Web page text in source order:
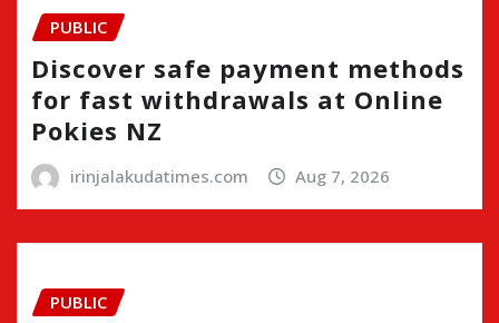
PUBLIC
Discover safe payment methods
for fast withdrawals at Online
Pokies NZ
irinjalakudatimes.com Aug 7, 2026
PUBLIC